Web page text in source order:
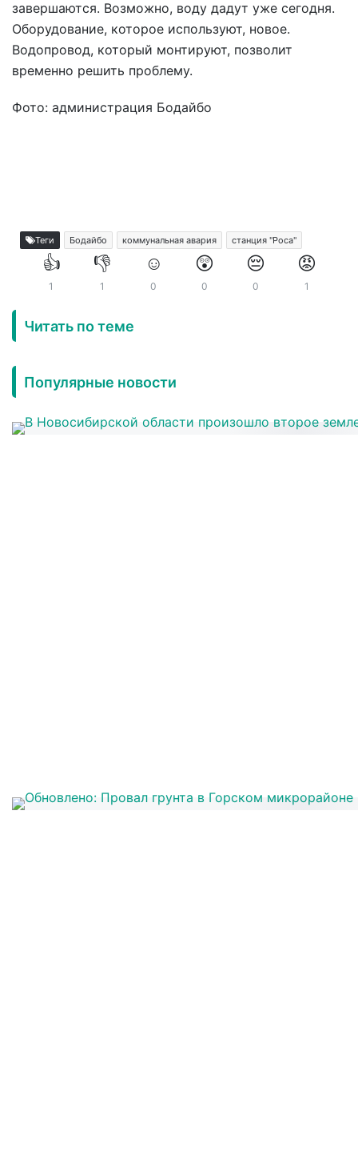
завершаются. Возможно, воду дадут уже сегодня.
Оборудование, которое используют, новое.
Водопровод, который монтируют, позволит
временно решить проблему.
Фото: администрация Бодайбо
Теги Бодайбо коммунальная авария станция "Роса"
👍
1
👎
1
☺️
0
😲
0
😔
0
😡
1
Читать по теме
Популярные новости